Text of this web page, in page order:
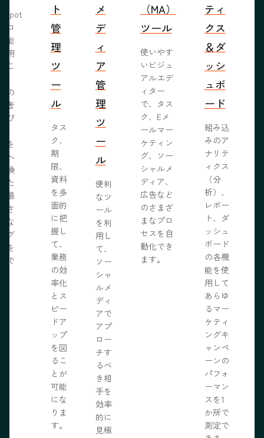
ロ
能
用
こ
の
者
び
を
へ
換
た
最
さ
な
グ
を
で
ト
管
理
ツ
ー
ル
タス
ク、
期
限、
資料
を多
面的
に把
握し
て、
業務
の効
率化
とス
ピー
ドア
ップ
を図
るこ
とが
可能
にな
りま
す。
メ
デ
ィ
ア
管
理
ツ
ー
ル
便利
なツ
ール
を利
用し
て、
ソー
シャ
ルメ
ディ
アで
アプ
ロー
チす
るべ
き相
手を
効率
的に
見極
（MA）
ツール
使いやす
いビジュ
アルエデ
ィター
で、タス
ク、Eメ
ールマー
ケティン
グ、ソー
シャルメ
ディア、
広告など
のさまざ
まなプロ
セスを自
動化でき
ます。
ティ
クス
＆ダ
ッシ
ュボ
ード
組み込
みのア
ナリテ
ィクス
（分
析）、
レポー
ト、ダ
ッシュ
ボード
の各機
能を使
用して
あらゆ
るマー
ケティ
ングキ
ャンペ
ーンの
パフォ
ーマン
スを1
か所で
測定で